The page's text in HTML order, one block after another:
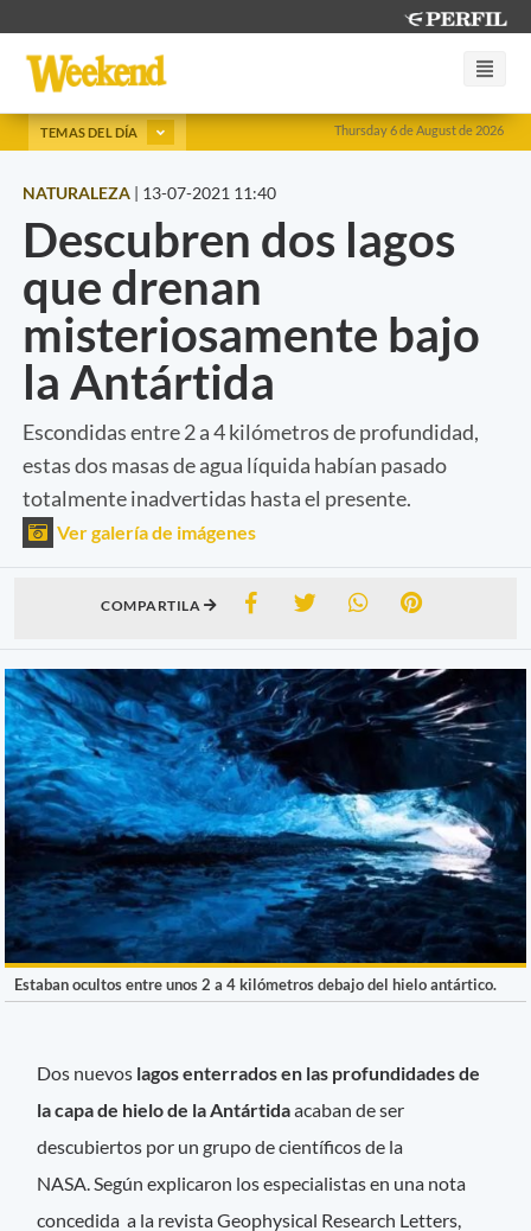
Thursday 6 de August de 2026
TEMAS DEL DÍA
NATURALEZA | 13-07-2021 11:40
Descubren dos lagos
que drenan
misteriosamente bajo
la Antártida
Escondidas entre 2 a 4 kilómetros de profundidad,
estas dos masas de agua líquida habían pasado
totalmente inadvertidas hasta el presente.
Ver galería de imágenes
COMPARTILA
Estaban ocultos entre unos 2 a 4 kilómetros debajo del hielo antártico.
Dos nuevos lagos enterrados en las profundidades de
la capa de hielo de la Antártidaacaban de ser
descubiertos por un grupo de científicos de la
NASA. Según explicaron los especialistas en una nota
concedida a la revista Geophysical Research Letters,